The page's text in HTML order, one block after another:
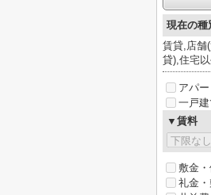
現在の種
賃貸,店舗
貸),住宅
アパー
一戸建
▼賃料
敷金
礼金